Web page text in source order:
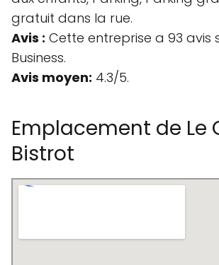
gratuit dans la rue.
Avis : Cette entreprise a 93 avis
Business.
Avis moyen: 4.3/5.
Emplacement de Le
Bistrot